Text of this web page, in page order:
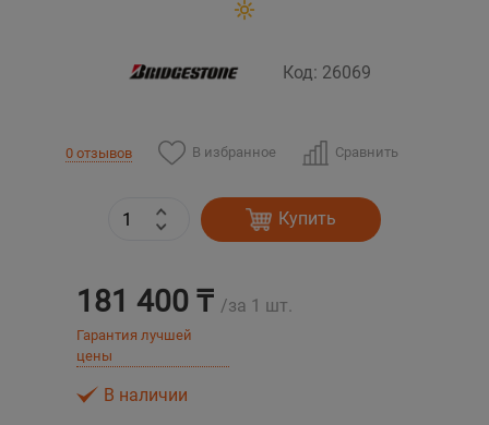
Код: 26069
0 отзывов В избранное Сравнить
Купить
181 400 ₸ /за 1 шт.
Гарантия лучшей
цены
В наличии
Уральск
Экибастуз
Бишкек